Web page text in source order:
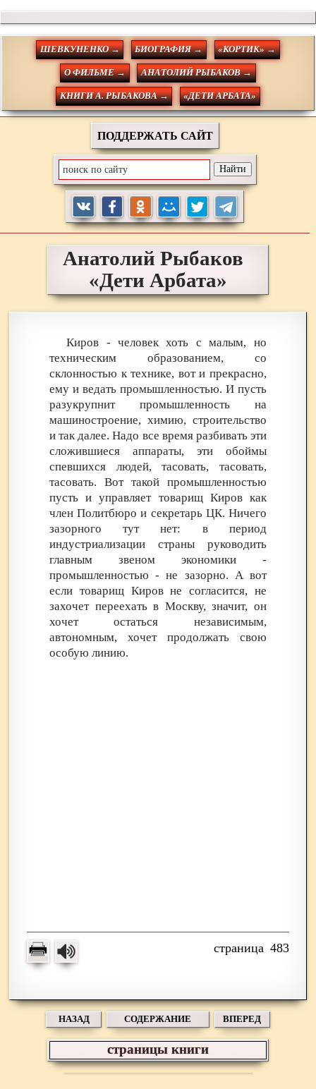
ШЕВКУНЕНКО → БИОГРАФИЯ → «КОРТИК» →
О ФИЛЬМЕ → АНАТОЛИЙ РЫБАКОВ →
КНИГИ А. РЫБАКОВА → «ДЕТИ АРБАТА»
ПОДДЕРЖАТЬ САЙТ
Анатолий Рыбаков
«Дети Арбата»
Киров - человек хоть с малым, но
техническим образованием, со
склонностью к технике, вот и прекрасно,
ему и ведать промышленностью. И пусть
разукрупнит промышленность на
машиностроение, химию, строительство
и так далее. Надо все время разбивать эти
сложившиеся аппараты, эти обоймы
спевшихся людей, тасовать, тасовать,
тасовать. Вот такой промышленностью
пусть и управляет товарищ Киров как
член Политбюро и секретарь ЦК. Ничего
зазорного тут нет: в период
индустриализации страны руководить
главным звеном экономики -
промышленностью - не зазорно. А вот
если товарищ Киров не согласится, не
захочет переехать в Москву, значит, он
хочет остаться независимым,
автономным, хочет продолжать свою
особую линию.
483
НАЗАД СОДЕРЖАНИЕ ВПЕРЕД
страницы книги